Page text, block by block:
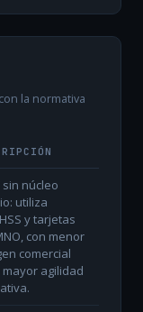
la normativa
sin núcleo
utiliza
y tarjetas
con menor
comercial
agilidad